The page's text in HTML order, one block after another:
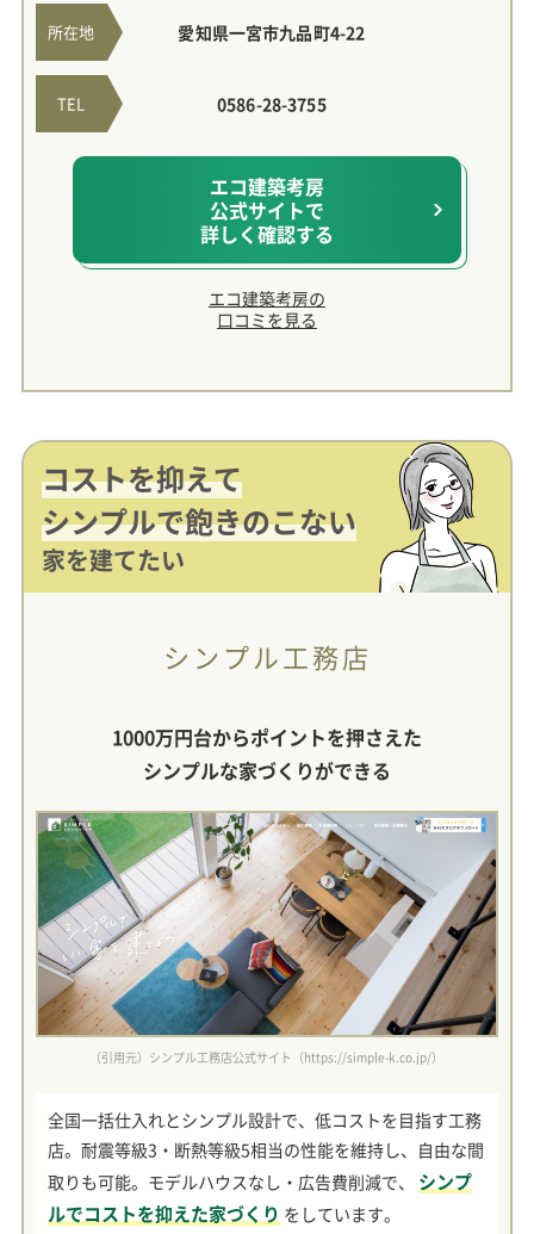
所在地 愛知県一宮市九品町4-22
TEL 0586-28-3755
エコ建築考房
公式サイトで
詳しく確認する
エコ建築考房の
口コミを見る
コストを抑えて
シンプルで飽きのこない
家を建てたい
シンプル工務店
1000万円台からポイントを押さえた
シンプルな家づくりができる
（引用元）シンプル工務店公式サイト（https://simple-k.co.jp/）
全国一括仕入れとシンプル設計で、低コストを目指す工務
店。耐震等級3・断熱等級5相当の性能を維持し、自由な間
取りも可能。モデルハウスなし・広告費削減で、
シンプ
ルでコストを抑えた家づくり をしています。